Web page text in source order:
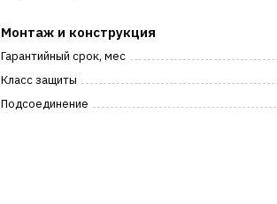
Монтаж и конструкция
Гарантийный срок, мес
Класс защиты
Подсоединение